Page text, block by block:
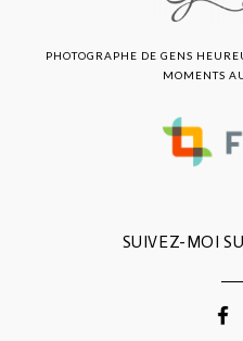
SUIVEZ-MOI
PHOTOGRAPHE DE GENS
MOMENTS